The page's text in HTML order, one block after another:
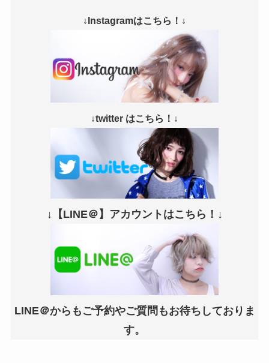
↓Instagramはこちら！↓
↓twitter はこちら！↓
↓【LINE＠】アカウントはこちら！↓
LINE＠からもご予約やご質問もお待ちしておりま
す。